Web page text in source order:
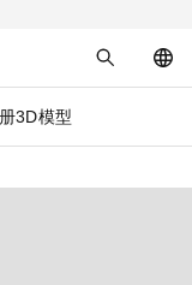
3D模型